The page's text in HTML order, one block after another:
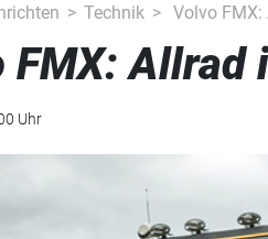
Technik Volvo FMX:
FMX: Allrad
Uhr